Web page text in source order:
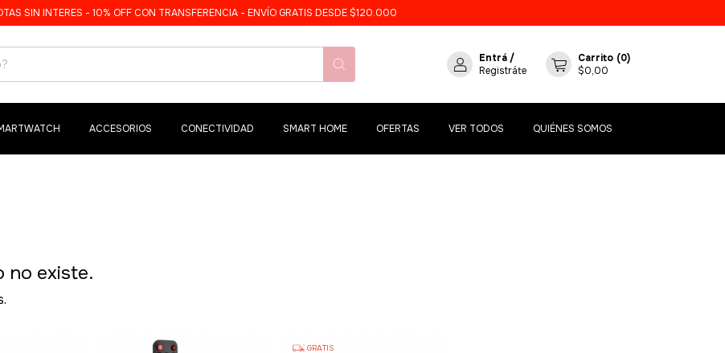
SIN INTERES - 10% OFF CON TRANSFERENCIA - ENVÍO GRATIS DESDE $120.000
Entrá /
Registráte
Carrito (0)
$0,00
ACCESORIOS CONECTIVIDAD SMART HOME OFERTAS VER TODOS QUIÉNES SOMOS
no existe.
GRATIS